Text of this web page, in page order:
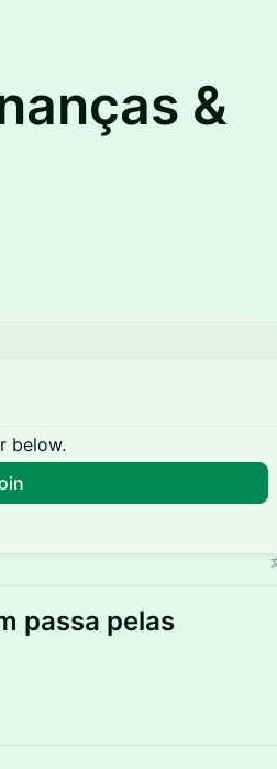
&
below.
passa pelas